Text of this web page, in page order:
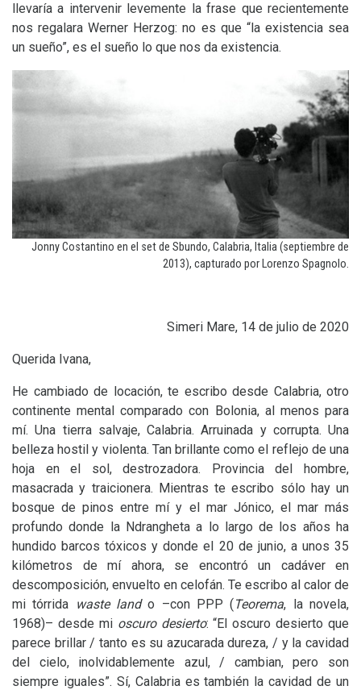
llevaría a intervenir levemente la frase que recientemente
nos regalara Werner Herzog: no es que “la existencia sea
un sueño”, es el sueño lo que nos da existencia.
Jonny Costantino en el set de Sbundo, Calabria, Italia (septiembre de
2013), capturado por Lorenzo Spagnolo.
Simeri Mare, 14 de julio de 2020
Querida Ivana,
He cambiado de locación, te escribo desde Calabria, otro
continente mental comparado con Bolonia, al menos para
mí. Una tierra salvaje, Calabria. Arruinada y corrupta. Una
belleza hostil y violenta. Tan brillante como el reflejo de una
hoja en el sol, destrozadora. Provincia del hombre,
masacrada y traicionera. Mientras te escribo sólo hay un
bosque de pinos entre mí y el mar Jónico, el mar más
profundo donde la Ndrangheta a lo largo de los años ha
hundido barcos tóxicos y donde el 20 de junio, a unos 35
kilómetros de mí ahora, se encontró un cadáver en
descomposición, envuelto en celofán. Te escribo al calor de
mi tórrida waste lando –con PPP (Teorema, la novela,
1968)– desde mi oscuro desierto: “El oscuro desierto que
parece brillar / tanto es su azucarada dureza, / y la cavidad
del cielo, inolvidablemente azul, / cambian, pero son
siempre iguales”. Sí, Calabria es también la cavidad de un